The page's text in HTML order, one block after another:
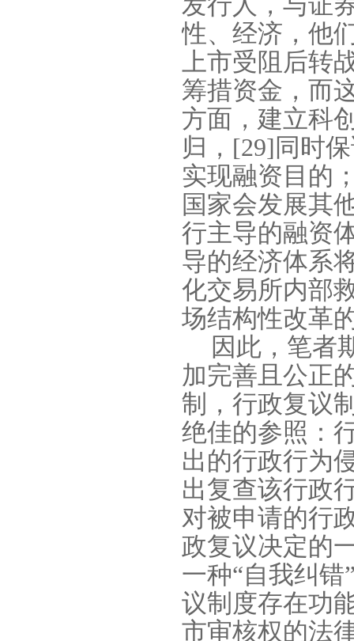
性、经济，他
上市受阻后转
筹措资金，而
方面，建立科
归， [29]同时
实现融资目的
国家会发展其
行主导的融资
导的经济体系
化交易所内部
场结构性改革
因此，笔者
加完善且公正
制，行政复议
绝佳的参照：
出的行政行为
出复查该行政
对被申请的行
政复议决定的
一种“自我纠错
议制度存在功
市审核权的法